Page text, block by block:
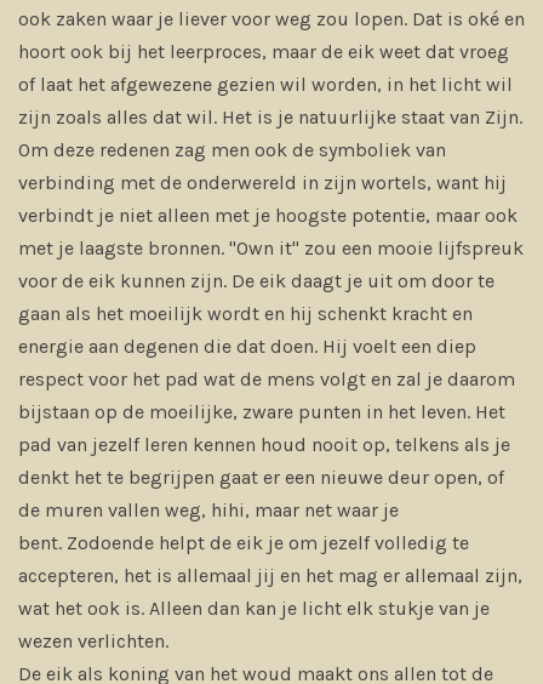
ook zaken waar je liever voor weg zou lopen. Dat is oké en
hoort ook bij het leerproces, maar de eik weet dat vroeg
of laat het afgewezene gezien wil worden, in het licht wil
zijn zoals alles dat wil. Het is je natuurlijke staat van Zijn.
Om deze redenen zag men ook de symboliek van
verbinding met de onderwereld in zijn wortels, want hij
verbindt je niet alleen met je hoogste potentie, maar ook
met je laagste bronnen. "Own it" zou een mooie lijfspreuk
voor de eik kunnen zijn. De eik daagt je uit om door te
gaan als het moeilijk wordt en hij schenkt kracht en
energie aan degenen die dat doen. Hij voelt een diep
respect voor het pad wat de mens volgt en zal je daarom
bijstaan op de moeilijke, zware punten in het leven. Het
pad van jezelf leren kennen houd nooit op, telkens als je
denkt het te begrijpen gaat er een nieuwe deur open, of
de muren vallen weg, hihi, maar net waar je
bent. Zodoende helpt de eik je om jezelf volledig te
accepteren, het is allemaal jij en het mag er allemaal zijn,
wat het ook is. Alleen dan kan je licht elk stukje van je
wezen verlichten.
De eik als koning van het woud maakt ons allen tot de